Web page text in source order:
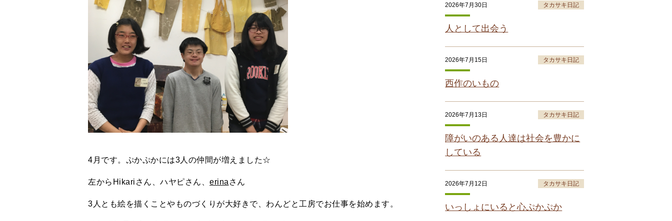
4月です。ぷかぷかには3人の仲間が増えました☆
左からHikariさん、ハヤピさん、 erina さん
3人とも絵を描くことやものづくりが大好きで、わんどと工房でお仕事を始めます。
2026年7月30日 タカサキ日記
人として出会う
2026年7月15日 タカサキ日記
西作のいもの
2026年7月13日 タカサキ日記
障がいのある人達は社会を豊かに
している
2026年7月12日 タカサキ日記
いっしょにいると心ぷかぷか